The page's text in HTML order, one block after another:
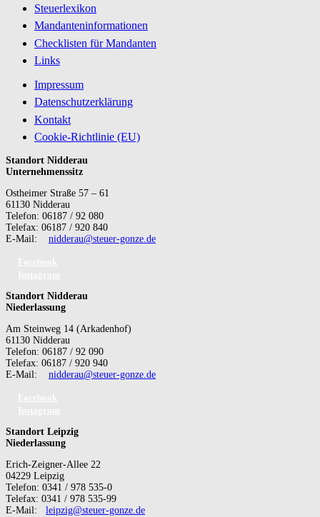
Steuerlexikon
Mandanteninformationen
Checklisten für Mandanten
Links
Impressum
Datenschutzerklärung
Kontakt
Cookie-Richtlinie (EU)
Standort Nidderau
Unternehmenssitz
Ostheimer Straße 57 – 61
61130 Nidderau
Telefon: 06187 / 92 080
Telefax: 06187 / 920 840
E-Mail: nidderau@steuer-gonze.de
Standort Nidderau
Niederlassung
Am Steinweg 14 (Arkadenhof)
61130 Nidderau
Telefon: 06187 / 92 090
Telefax: 06187 / 920 940
E-Mail: nidderau@steuer-gonze.de
Standort Leipzig
Niederlassung
Erich-Zeigner-Allee 22
04229 Leipzig
Telefon: 0341 / 978 535-0
Telefax: 0341 / 978 535-99
E-Mail: leipzig@steuer-gonze.de